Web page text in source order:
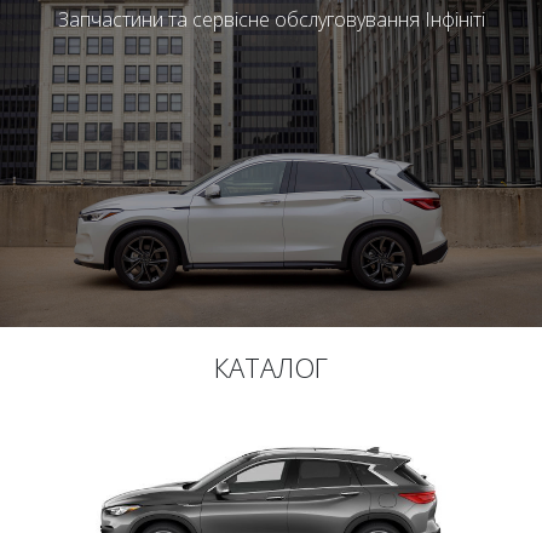
Запчастини та сервісне обслуговування Інфініті
КАТАЛОГ